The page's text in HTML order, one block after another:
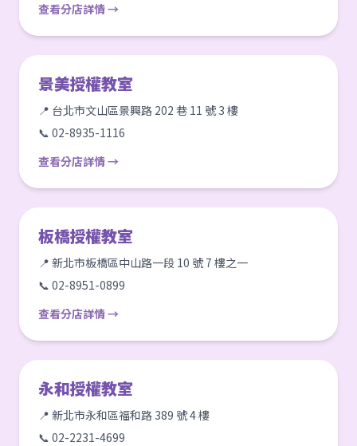
查看分店詳情 →
景美授權教室
📍 台北市文山區景興路 202 巷 11 號 3 樓
📞 02-8935-1116
查看分店詳情 →
板橋授權教室
📍 新北市板橋區中山路一段 10 號 7 樓之一
📞 02-8951-0899
查看分店詳情 →
永和授權教室
📍 新北市永和區福和路 389 號 4 樓
📞 02-2231-4699